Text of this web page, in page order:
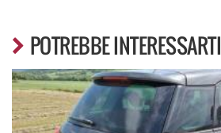
POTREBBE INTERESSARTI